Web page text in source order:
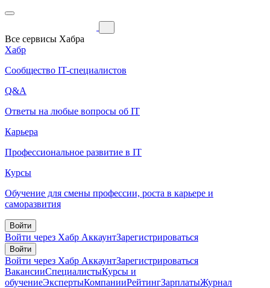
Все сервисы Хабра
Хабр
Сообщество IT-специалистов
Q&A
Ответы на любые вопросы об IT
Карьера
Профессиональное развитие в IT
Курсы
Обучение для смены профессии, роста в карьере и
саморазвития
Войти
Войти через Хабр АккаунтЗарегистрироваться
Войти
Войти через Хабр АккаунтЗарегистрироваться
ВакансииСпециалистыКурсы и
обучениеЭкспертыКомпанииРейтингЗарплатыЖурнал